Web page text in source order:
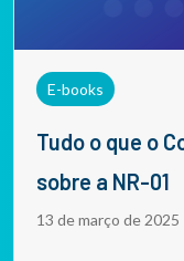
E-books
Tudo o que o Compliance precisa saber
sobre a NR-01
13 de março de 2025